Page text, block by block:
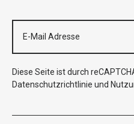
Diese Seite ist durch
Datenschutzrichtlinie und